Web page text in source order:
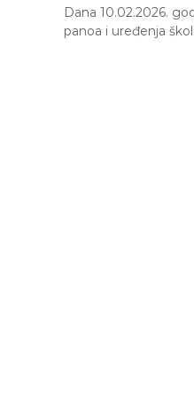
Dana 10.02.2026.
panoa i uređenja